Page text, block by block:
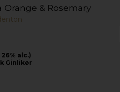
Orange & Rosemary
alc.)
Ginlikør